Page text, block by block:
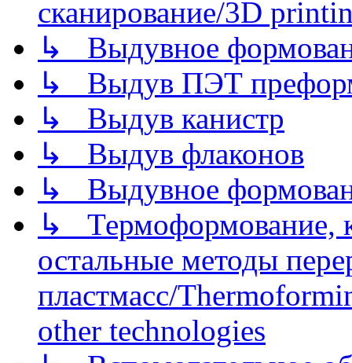
сканирование/3D
↳ Выдувное
↳ Выдув ПЭТ
↳ Выдув канистр
↳ Выдув флаконов
↳ Выдувное
↳ Термоформование,
остальные методы
пластмасс/
other technologies